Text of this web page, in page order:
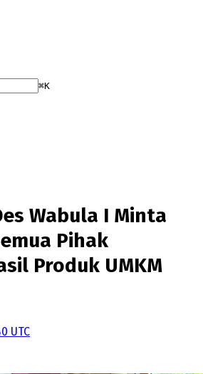
⌘K
Wabula I Minta
Pihak
Produk UMKM
UTC